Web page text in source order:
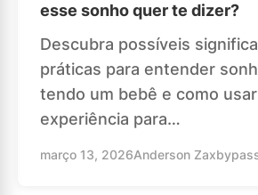
esse sonho quer te dizer?
Descubra possíveis
práticas para entender
tendo um bebê e como
experiência para…
março 13, 2026Anderson